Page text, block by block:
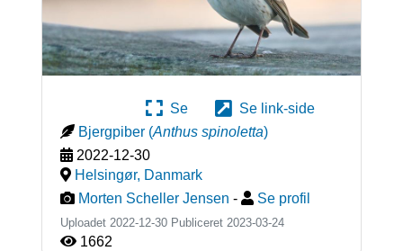
Se
Se link-side
Bjergpiber (Anthus spinoletta)
2022-12-30
Helsingør, Danmark
Morten Scheller Jensen - Se profil
Uploadet 2022-12-30 Publiceret 2023-03-24
1662